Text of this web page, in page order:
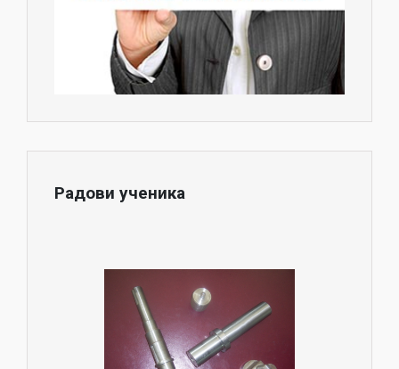
Радови ученика